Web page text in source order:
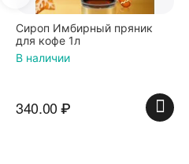
Сироп Имбирный пряник
для кофе 1л
В наличии
340.00₽